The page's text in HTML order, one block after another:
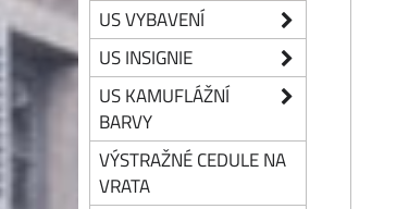
US VYBAVENÍ
US INSIGNIE
US KAMUFLÁŽNÍ
BARVY
VÝSTRAŽNÉ CEDULE NA
VRATA